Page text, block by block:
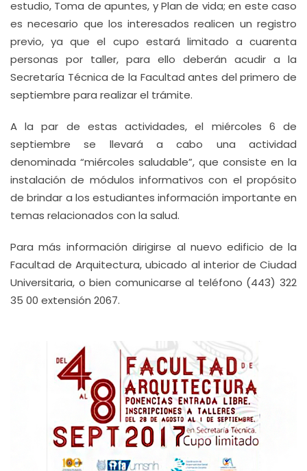
estudio, Toma de apuntes, y Plan de vida; en este caso
es necesario que los interesados realicen un registro
previo, ya que el cupo estará limitado a cuarenta
personas por taller, para ello deberán acudir a la
Secretaría Técnica de la Facultad antes del primero de
septiembre para realizar el trámite.
A la par de estas actividades, el miércoles 6 de
septiembre se llevará a cabo una actividad
denominada “miércoles saludable”, que consiste en la
instalación de módulos informativos con el propósito
de brindar a los estudiantes información importante en
temas relacionados con la salud.
Para más información dirigirse al nuevo edificio de la
Facultad de Arquitectura, ubicado al interior de Ciudad
Universitaria, o bien comunicarse al teléfono (443) 322
35 00 extensión 2067.